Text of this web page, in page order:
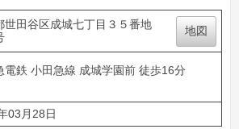
世田谷区成城七丁目３５番地
地図
電鉄 小田急線 成城学園前 徒歩16分
03月28日